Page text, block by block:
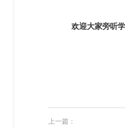
欢迎大家旁听学
上一篇：